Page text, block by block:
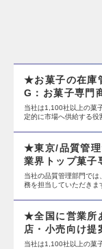
★お菓子の在庫
G：お菓子専門
当社は1,100社以上の菓
定的に市場へ供給する役
★東京/品質管理
業界トップ菓子
当社の品質管理部門で
務を担当していただきま
★全国に営業所
店・小売向け
当社は1,100社以上の菓